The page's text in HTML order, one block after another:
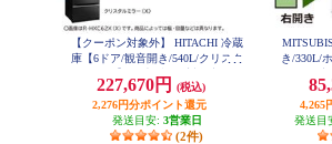
【クーポン対象外】 HITACHI 冷蔵
庫【6ドア/観音開き/540L/クリスタ
-HXC54X-X
227,670円
(税込)
2,276円分ポイント還元
発送目安: 3営業日
(2件)
き/330L/
4,265
発送目